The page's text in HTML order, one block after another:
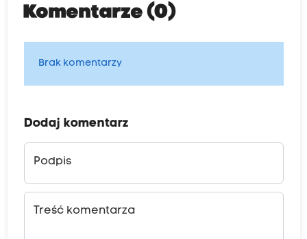
Komentarze (0)
Brak komentarzy
Dodaj komentarz
Podpis
Treść komentarza